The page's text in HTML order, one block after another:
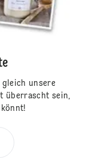
gleich unsere
überrascht sein,